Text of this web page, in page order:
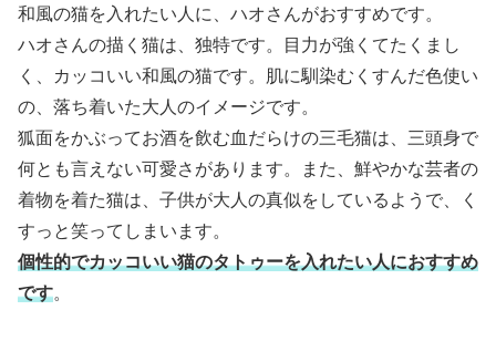
和風の猫を入れたい人に、ハオさんがおすすめです。
ハオさんの描く猫は、独特です。目力が強くてたくまし
く、カッコいい和風の猫です。肌に馴染むくすんだ色使い
の、落ち着いた大人のイメージです。
狐面をかぶってお酒を飲む血だらけの三毛猫は、三頭身で
何とも言えない可愛さがあります。また、鮮やかな芸者の
着物を着た猫は、子供が大人の真似をしているようで、く
すっと笑ってしまいます。
個性的でカッコいい猫のタトゥーを入れたい人におすすめ
です。